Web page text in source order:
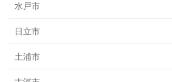
水戸市
日立市
土浦市